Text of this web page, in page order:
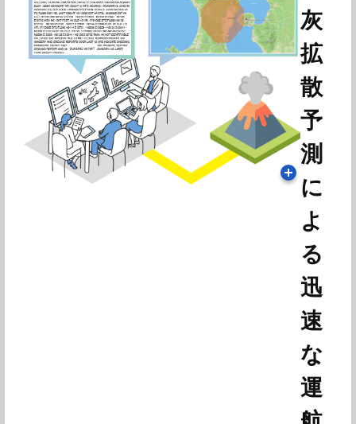
灰
拡
散
予
測
に
よ
る
迅
速
な
運